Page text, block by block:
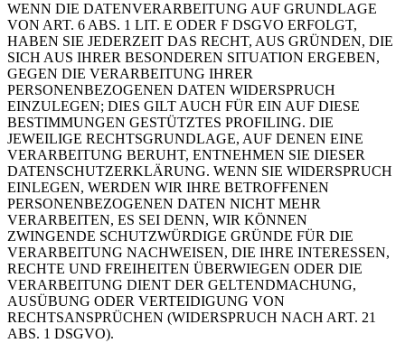
WENN DIE DATENVERARBEITUNG AUF GRUNDLAGE
VON ART. 6 ABS. 1 LIT. E ODER F DSGVO ERFOLGT,
HABEN SIE JEDERZEIT DAS RECHT, AUS GRÜNDEN, DIE
SICH AUS IHRER BESONDEREN SITUATION ERGEBEN,
GEGEN DIE VERARBEITUNG IHRER
PERSONENBEZOGENEN DATEN WIDERSPRUCH
EINZULEGEN; DIES GILT AUCH FÜR EIN AUF DIESE
BESTIMMUNGEN GESTÜTZTES PROFILING. DIE
JEWEILIGE RECHTSGRUNDLAGE, AUF DENEN EINE
VERARBEITUNG BERUHT, ENTNEHMEN SIE DIESER
DATENSCHUTZERKLÄRUNG. WENN SIE WIDERSPRUCH
EINLEGEN, WERDEN WIR IHRE BETROFFENEN
PERSONENBEZOGENEN DATEN NICHT MEHR
VERARBEITEN, ES SEI DENN, WIR KÖNNEN
ZWINGENDE SCHUTZWÜRDIGE GRÜNDE FÜR DIE
VERARBEITUNG NACHWEISEN, DIE IHRE INTERESSEN,
RECHTE UND FREIHEITEN ÜBERWIEGEN ODER DIE
VERARBEITUNG DIENT DER GELTENDMACHUNG,
AUSÜBUNG ODER VERTEIDIGUNG VON
RECHTSANSPRÜCHEN (WIDERSPRUCH NACH ART. 21
ABS. 1 DSGVO).